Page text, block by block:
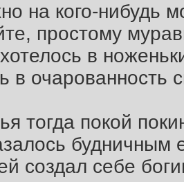
на кого-нибудь
простому
в
в очарованность
тогда покой
будничным
создал себе